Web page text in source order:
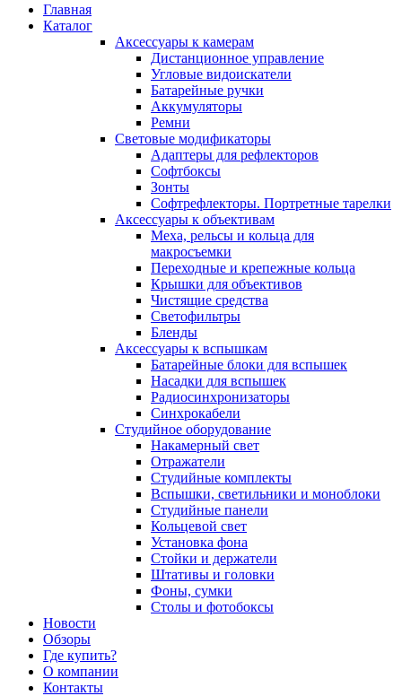
Главная
Каталог
Аксессуары к камерам
Дистанционное управление
Угловые видоискатели
Батарейные ручки
Аккумуляторы
Ремни
Световые модификаторы
Адаптеры для рефлекторов
Софтбоксы
Зонты
Софтрефлекторы. Портретные тарелки
Аксессуары к объективам
Меха, рельсы и кольца для
макросъемки
Переходные и крепежные кольца
Крышки для объективов
Чистящие средства
Светофильтры
Бленды
Аксессуары к вспышкам
Батарейные блоки для вспышек
Насадки для вспышек
Радиосинхронизаторы
Синхрокабели
Студийное оборудование
Накамерный свет
Отражатели
Студийные комплекты
Вспышки, светильники и моноблоки
Студийные панели
Кольцевой свет
Установка фона
Стойки и держатели
Штативы и головки
Фоны, сумки
Столы и фотобоксы
Новости
Обзоры
Где купить?
О компании
Контакты